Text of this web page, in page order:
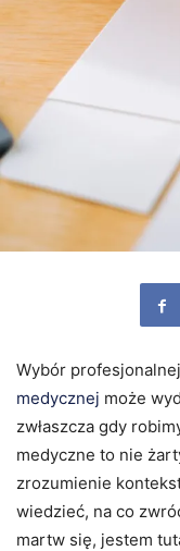
Wybór
medycznej może
zwłaszcza gdy
medyczne to nie
zrozumienie
wiedzieć, na co
martw się, jestem